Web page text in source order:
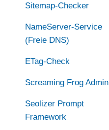
Sitemap-Checker
NameServer-Service
(Freie DNS)
ETag-Check
Screaming Frog Admin
Seolizer Prompt
Framework